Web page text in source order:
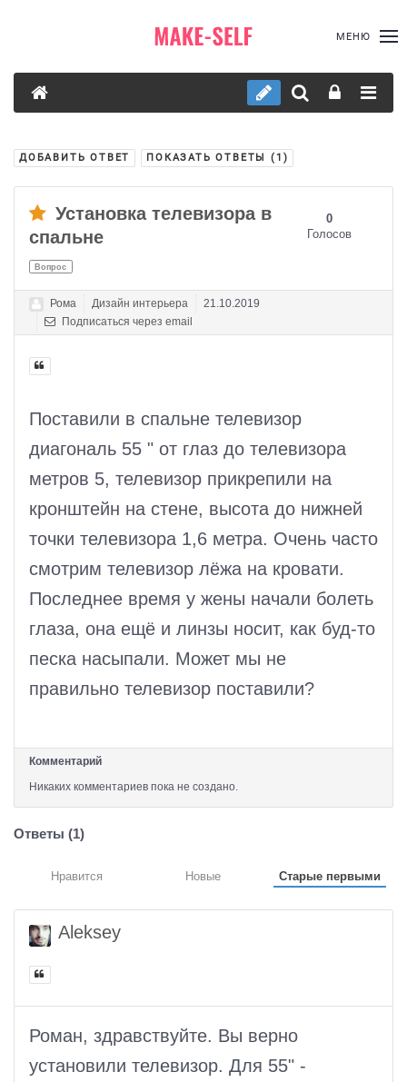
МЕНЮ
ДОБАВИТЬ ОТВЕТ ПОКАЗАТЬ ОТВЕТЫ ( 1 )
Установка телевизора в
спальне
Вопрос
0
Голосов
Рома Дизайн интерьера
21.10.2019
Подписаться через email
Поставили в спальне телевизор
диагональ 55 " от глаз до телевизора
метров 5, телевизор прикрепили на
кронштейн на стене, высота до нижней
точки телевизора 1,6 метра. Очень часто
смотрим телевизор лёжа на кровати.
Последнее время у жены начали болеть
глаза, она ещё и линзы носит, как буд-то
песка насыпали. Может мы не
правильно телевизор поставили?
Комментарий
Никаких комментариев пока не создано.
Ответы (1)
Нравится Новые Старые первыми
Aleksey
Роман, здравствуйте. Вы верно
установили телевизор. Для 55" -